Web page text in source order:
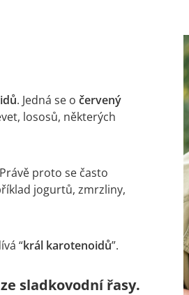
. Jedná se o červený
lososů, některých
proto se často
jogurtů, zmrzliny,
“král karotenoidů”.
sladkovodní řasy.